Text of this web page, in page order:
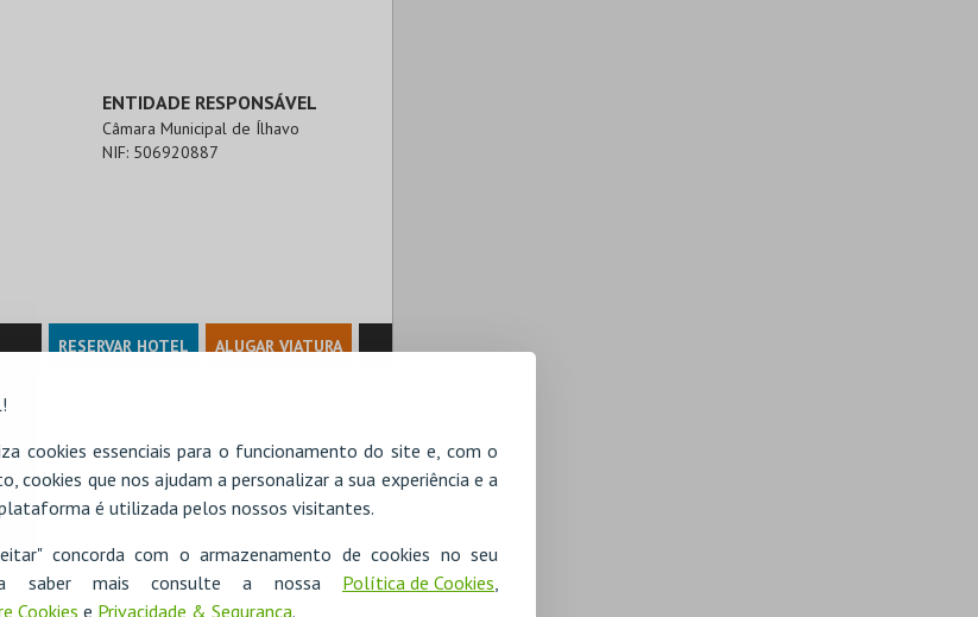
cookies essenciais para o funcionamento do site e, com o
cookies que nos ajudam a personalizar a sua experiência e a
é utilizada pelos nossos visitantes.
concorda com o armazenamento de cookies no seu
saber mais consulte a nossa Política de Cookies,
Cookies e Privacidade & Segurança.
ENTIDADE RESPONSÁVEL
Câmara Municipal de Ílhavo
NIF: 506920887
RESERVAR HOTEL ALUGAR VIATURA